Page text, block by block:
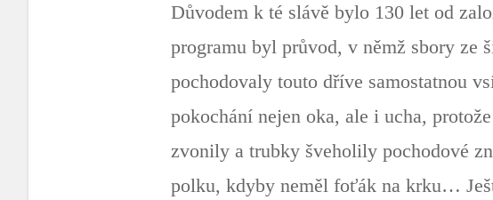
Důvodem k té slávě bylo 130 let od
programu byl průvod, v němž sbory ze
pochodovaly touto dříve samostatnou
pokochání nejen oka, ale i ucha,
zvonily a trubky šveholily pochodové
polku, kdyby neměl foťák na krku…